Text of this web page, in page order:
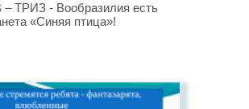
– ТРИЗ - Вообразилия есть
«Синяя птица»!